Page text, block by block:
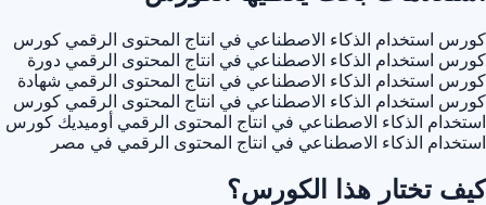
كورس استخدام الذكاء الاصطناعي في انتاج المحتوى الرقمي كورس
كورس استخدام الذكاء الاصطناعي في انتاج المحتوى الرقمي دورة
كورس استخدام الذكاء الاصطناعي في انتاج المحتوى الرقمي شهادة
كورس استخدام الذكاء الاصطناعي في انتاج المحتوى الرقمي كورس
استخدام الذكاء الاصطناعي في انتاج المحتوى الرقمي أوميديك كورس
استخدام الذكاء الاصطناعي في انتاج المحتوى الرقمي في مصر
كيف تختار هذا الكورس؟